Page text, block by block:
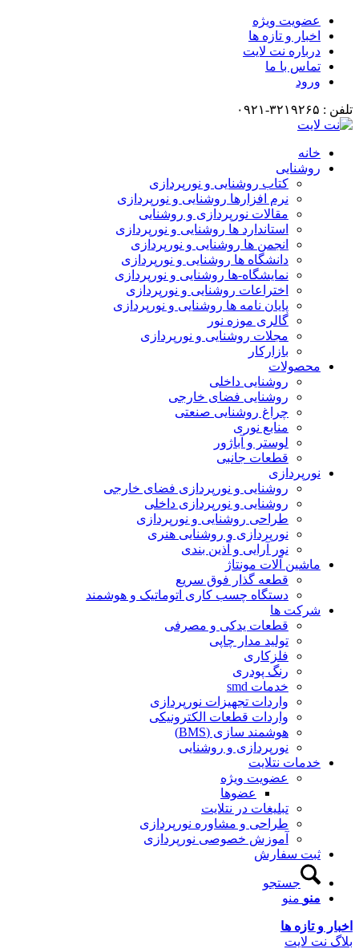
ویژه
و تازه ها
نت لایت
با ما
کتاب روشنایی و نورپردازی
نرم افزارها روشنایی و نورپردازی
مقالات نورپردازی و روشنایی
استاندارد ها روشنایی و نورپردازی
انجمن ها روشنایی و نورپردازی
دانشگاه ها روشنایی و نورپردازی
نمایشگاه-ها روشنایی و نورپردازی
اختراعات روشنایی و نورپردازی
پایان نامه ها روشنایی و نورپردازی
گالری موزه نور
مجلات روشنایی و نورپردازی
بازارکار
روشنایی داخلی
روشنایی فضای خارجی
چراغ روشنایی صنعتی
منابع نوری
لوستر و آباژور
قطعات جانبی
روشنایی و نورپردازی فضای خارجی
روشنایی و نورپردازی داخلی
طراحی روشنایی و نورپردازی
نورپردازی و روشنایی هنری
نور آرایی و آذین بندی
آلات مونتاژ
قطعه گذار فوق سریع
دستگاه چسب کاری اتوماتیک و هوشمند
ها
قطعات یدکی و مصرفی
تولید مدار چاپی
فلزکاری
رنگ پودری
خدمات smd
واردات تجهیزات نورپردازی
واردات قطعات الکترونیکی
هوشمند سازی (BMS)
نورپردازی و روشنایی
نتلایت
عضویت ویژه
عضوها
تبلیغات در نتلایت
طراحی و مشاوره نورپردازی
آموزش خصوصی نورپردازی
سفارش
جستجو
منو
تازه ها
لایت